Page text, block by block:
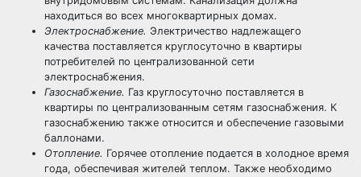
находиться во всех многоквартирных домах.
Электроснабжение. Электричество надлежащего
качества поставляется круглосуточно в квартиры
потребителей по централизованной сети
электроснабжения.
Газоснабжение. Газ круглосуточно поставляется в
квартиры по централизованным сетям газоснабжения. К
газоснабжению также относится и обеспечение газовыми
баллонами.
Отопление. Горячее отопление подается в холодное время
года, обеспечивая жителей теплом. Также необходимо